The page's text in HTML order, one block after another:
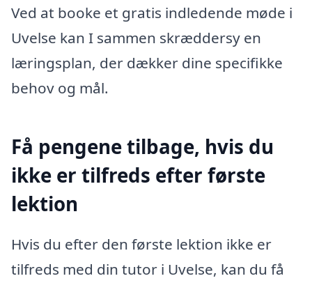
Ved at booke et gratis indledende møde i
Uvelse kan I sammen skræddersy en
læringsplan, der dækker dine specifikke
behov og mål.
Få pengene tilbage, hvis du
ikke er tilfreds efter første
lektion
Hvis du efter den første lektion ikke er
tilfreds med din tutor i Uvelse, kan du få